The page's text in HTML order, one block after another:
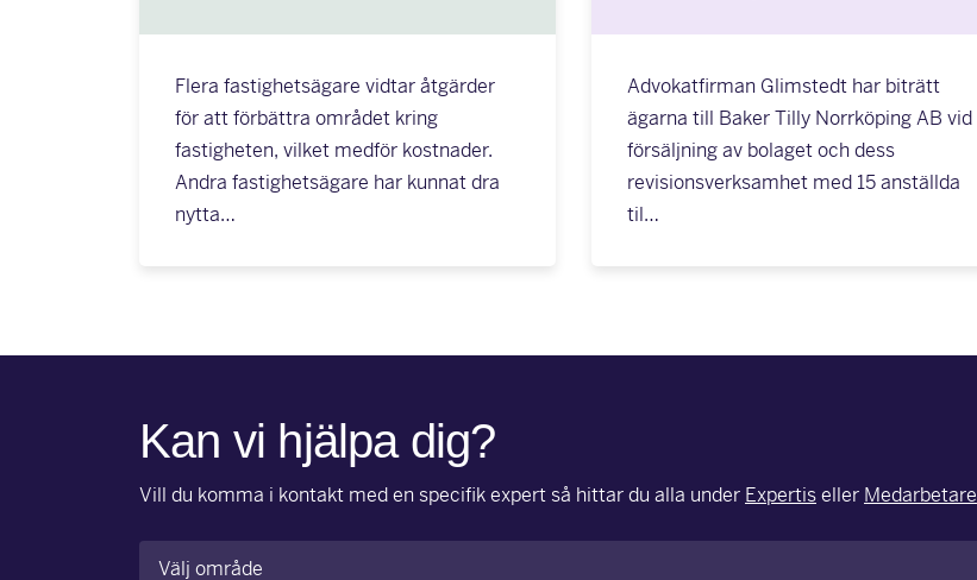
Flera fastighetsägare vidtar åtgärder
för att förbättra området kring
fastigheten, vilket medför kostnader.
Andra fastighetsägare har kunnat dra
nytta…
Advokatfirman Glimstedt har biträtt
ägarna till Baker Tilly Norrköping AB vid
försäljning av bolaget och dess
revisionsverksamhet med 15 anställda
til…
Kan vi hjälpa dig?
Vill du komma i kontakt med en specifik expert så hittar du alla under Expertiseller Medarbetare
Område (Obligatoriskt)